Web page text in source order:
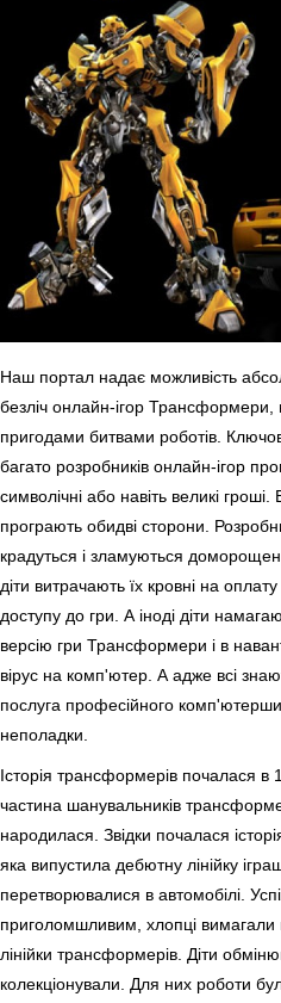
Наш портал надає можливість
безліч онлайн-ігор
пригодами битвами роботів.
багато розробників онлайн-ігор
символічні або навіть великі
програють обидві сторони.
крадуться і зламуються
діти витрачають їх кровні на
доступу до гри. А іноді діти
версію гри Трансформери і в
вірус на комп'ютер. А адже всі
послуга професійного
неполадки.
Історія трансформерів почалася в
частина шанувальників
народилася. Звідки почалася
яка випустила дебютну лінійку
перетворювалися в автомобілі.
приголомшливим, хлопці вимагали
лінійки трансформерів. Діти
колекціонували. Для них роботи